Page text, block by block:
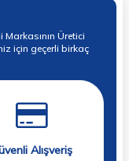
Üretici
için geçerli birkaç
Alışveriş